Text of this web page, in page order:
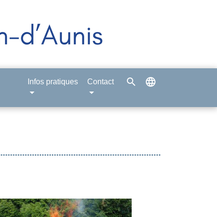
Infos pratiques Contact search language
chevron_right